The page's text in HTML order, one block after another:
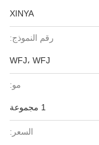
XINYA
رقم النموذج:
WFJ، WFJ
مو:
السعر: